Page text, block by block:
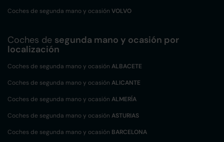
Coches de segunda mano y ocasión VOLVO
Coches de segunda mano y ocasión por
localización
Coches de segunda mano y ocasión ALBACETE
Coches de segunda mano y ocasión ALICANTE
Coches de segunda mano y ocasión ALMERÍA
Coches de segunda mano y ocasión ASTURIAS
Coches de segunda mano y ocasión BARCELONA